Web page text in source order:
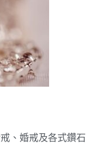
、婚戒及各式鑽石